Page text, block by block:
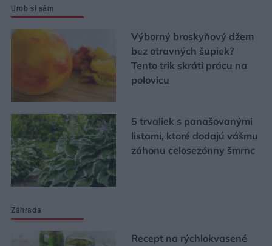
Urob si sám
Výborný broskyňový džem
bez otravných šupiek?
Tento trik skráti prácu na
polovicu
5 trvaliek s panašovanými
listami, ktoré dodajú vášmu
záhonu celosezónny šmrnc
Záhrada
Recept na rýchlokvasené